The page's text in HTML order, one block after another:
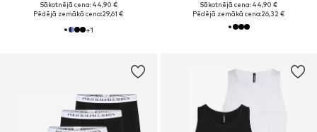
Sākotnējā cena: 44,90 €
Pēdējā zemākā cena:29,61 €
+1
Sākotnējā cena: 44,90 €
Pēdējā zemākā cena:26,32 €